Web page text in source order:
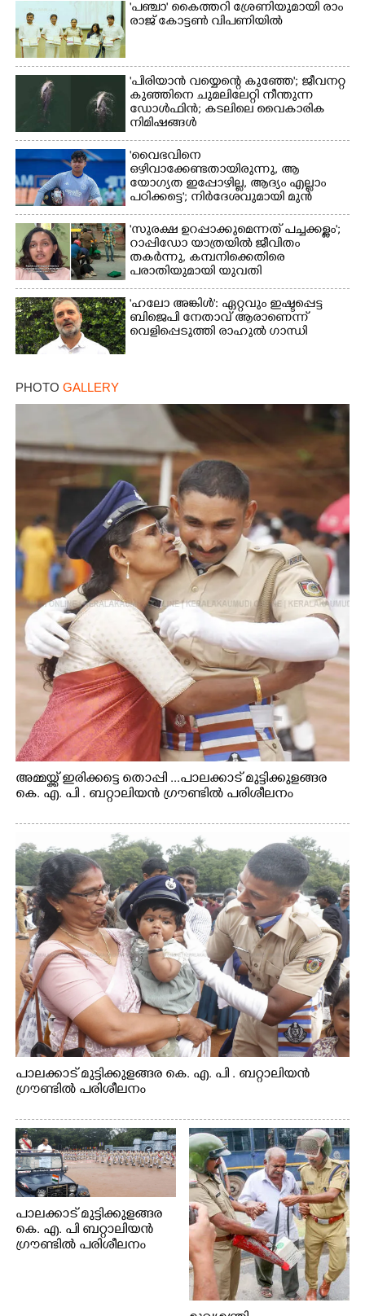
'​പ​ഞ്ചാ​'​ ​കൈ​ത്ത​റി​ ​ശ്രേ​ണി​യു​മാ​യി​ ​രാം​
രാ​ജ് ​കോ​ട്ടൺ വിപണിയിൽ
'പിരിയാൻ വയ്യെന്റെ കുഞ്ഞേ'; ജീവനറ്റ
കുഞ്ഞിനെ ചുമലിലേറ്റി നീന്തുന്ന
ഡോൾഫിൻ; കടലിലെ വൈകാരിക
നിമിഷങ്ങൾ
'വൈഭവിനെ
ഒഴിവാക്കേണ്ടതായിരുന്നു,​ ആ
യോഗ്യത ഇപ്പോഴില്ല, ആദ്യം എല്ലാം
പഠിക്കട്ടെ'; നിർദേശവുമായി മുൻ
ക്രിക്കറ്റ് താരം
'സുരക്ഷ ഉറപ്പാക്കുമെന്നത് പച്ചക്കള്ളം';
റാപ്പിഡോ യാത്രയിൽ ജീവിതം
തകർന്നു, കമ്പനിക്കെതിരെ
പരാതിയുമായി യുവതി
'ഹലോ അങ്കിൾ': ഏറ്റവും ഇഷ്ടപ്പെട്ട
ബിജെപി നേതാവ് ആരാണെന്ന്
വെളിപ്പെടുത്തി രാഹുൽ ഗാന്ധി
PHOTO GALLERY
അമ്മയ്ക്ക് ഇരിക്കട്ടെ തൊപ്പി ...പാലക്കാട് മുട്ടിക്കുളങ്ങര
കെ. എ. പി . ബറ്റാലിയൻ ഗ്രൗണ്ടിൽ പരിശീലനം
പാലക്കാട് മുട്ടിക്കുളങ്ങര കെ. എ. പി . ബറ്റാലിയൻ
ഗ്രൗണ്ടിൽ പരിശീലനം
പാലക്കാട് മുട്ടിക്കുളങ്ങര
കെ. എ. പി ബറ്റാലിയൻ
ഗ്രൗണ്ടിൽ പരിശീലനം
×
Share this link
Copy Link